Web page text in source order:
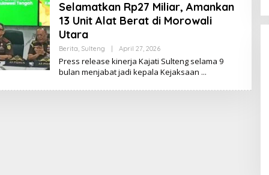
Selamatkan Rp27 Miliar, Amankan
13 Unit Alat Berat di Morowali
Utara
Berita, Sulteng April 27, 2026O
L
E
H
I
Press release kinerja Kajati Sulteng selama 9
bulan menjabat jadi kepala Kejaksaan